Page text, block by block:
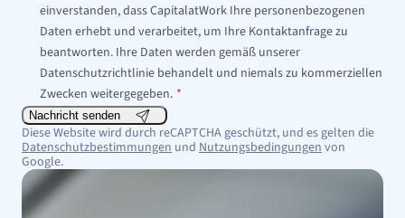
einverstanden, dass CapitalatWork Ihre personenbezogenen
Daten erhebt und verarbeitet, um Ihre Kontaktanfrage zu
beantworten. Ihre Daten werden gemäß unserer
Datenschutzrichtlinie behandelt und niemals zu kommerziellen
Zwecken weitergegeben. *
Nachricht senden
Diese Website wird durch reCAPTCHA geschützt, und es gelten die
Datenschutzbestimmungen und Nutzungsbedingungenvon
Google.